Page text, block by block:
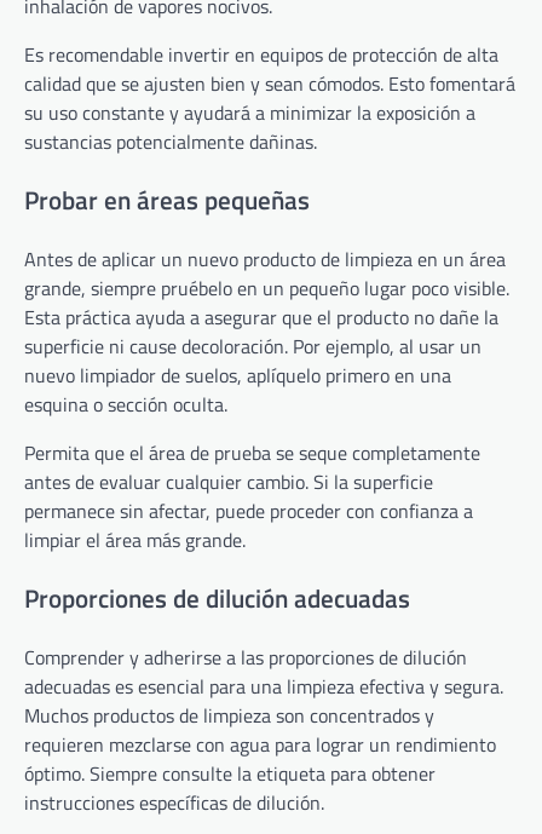
inhalación de vapores nocivos.
Es recomendable invertir en equipos de protección de alta
calidad que se ajusten bien y sean cómodos. Esto fomentará
su uso constante y ayudará a minimizar la exposición a
sustancias potencialmente dañinas.
Probar en áreas pequeñas
Antes de aplicar un nuevo producto de limpieza en un área
grande, siempre pruébelo en un pequeño lugar poco visible.
Esta práctica ayuda a asegurar que el producto no dañe la
superficie ni cause decoloración. Por ejemplo, al usar un
nuevo limpiador de suelos, aplíquelo primero en una
esquina o sección oculta.
Permita que el área de prueba se seque completamente
antes de evaluar cualquier cambio. Si la superficie
permanece sin afectar, puede proceder con confianza a
limpiar el área más grande.
Proporciones de dilución adecuadas
Comprender y adherirse a las proporciones de dilución
adecuadas es esencial para una limpieza efectiva y segura.
Muchos productos de limpieza son concentrados y
requieren mezclarse con agua para lograr un rendimiento
óptimo. Siempre consulte la etiqueta para obtener
instrucciones específicas de dilución.